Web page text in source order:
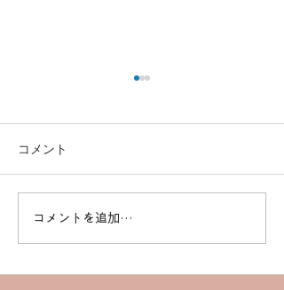
【栃木開催】3月23日ドロ
ーン勉強会
コメント
コメントを追加…